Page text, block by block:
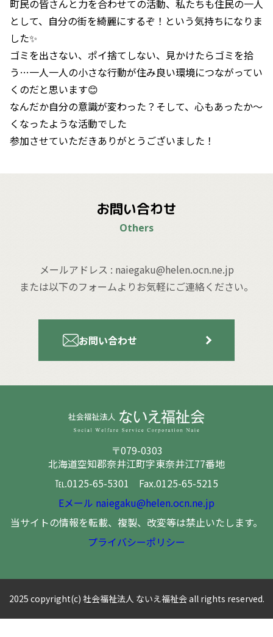
町民の皆さんと力を合わせての活動、私たちも住民の一人
として、自分の街を綺麗にするぞ！という気持ちになりま
した✨
ゴミを出さない、ポイ捨てしない、見かけたらゴミを拾
う…一人一人の小さな行動が住み良い環境につながってい
くのだと思います😊
なんだか自分の意識が変わった？そして、心もあったか～
くなったような活動でした
参加させていただきありがとうございました！
お問い合わせ
Others
メールアドレス : naiegaku@helen.ocn.ne.jp
または以下のフォームよりお気軽にご連絡ください。
お問い合わせ
〒079-0303
北海道空知郡奈井江町字東奈井江77番地
℡.0125-65-5301 Fax.0125-65-5215
Eメール naiegaku@helen.ocn.ne.jp
当サイトの情報を転載、複製、改変等は禁止いたします。
プライバシーポリシー
2025 copyright(c) 社会福祉法人 ないえ福祉会 all rights reserved.